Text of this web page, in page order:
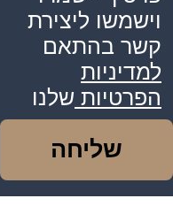
וישמשו ליצירת
קשר בהתאם
למדיניות
הפרטיות שלנו
שליחה